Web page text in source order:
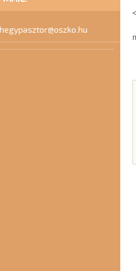
hegypasztor@oszko.hu